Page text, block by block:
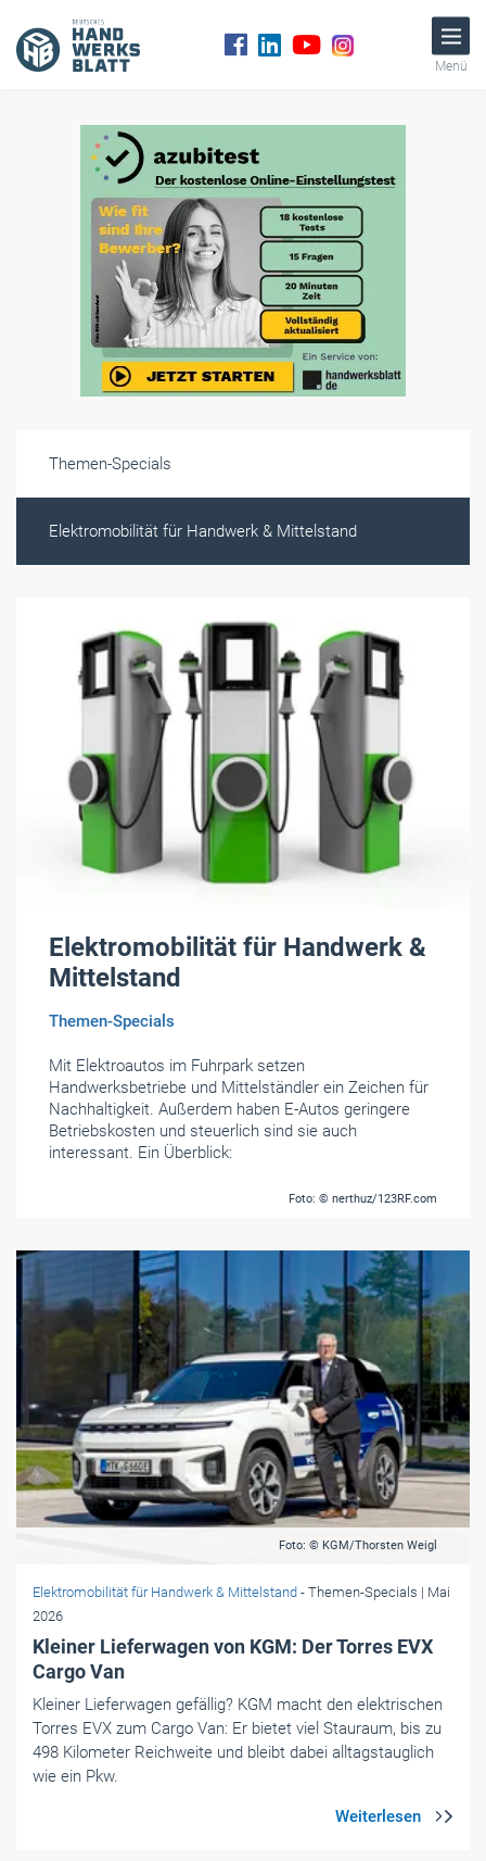
Menü
Themen-Specials
Elektromobilität für Handwerk & Mittelstand
Foto: © nerthuz/123RF.com
Elektromobilität für Handwerk &
Mittelstand
Themen-Specials
Mit Elektroautos im Fuhrpark setzen
Handwerksbetriebe und Mittelständler ein Zeichen für
Nachhaltigkeit. Außerdem haben E-Autos geringere
Betriebskosten und steuerlich sind sie auch
interessant. Ein Überblick:
Foto: © KGM/Thorsten Weigl
Elektromobilität für Handwerk & Mittelstand - Themen-Specials | Mai
2026
Kleiner Lieferwagen von KGM: Der Torres EVX
Cargo Van
Kleiner Lieferwagen gefällig? KGM macht den elektrischen
Torres EVX zum Cargo Van: Er bietet viel Stauraum, bis zu
498 Kilometer Reichweite und bleibt dabei alltagstauglich
wie ein Pkw.